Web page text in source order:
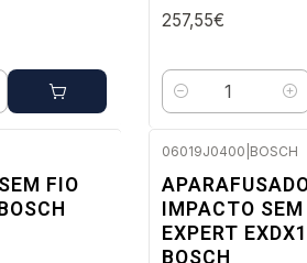
257,55€
Quantidade
FIO
06019J0400 BOSCH
IMPACTO SEM
EXPERT
BOSCH